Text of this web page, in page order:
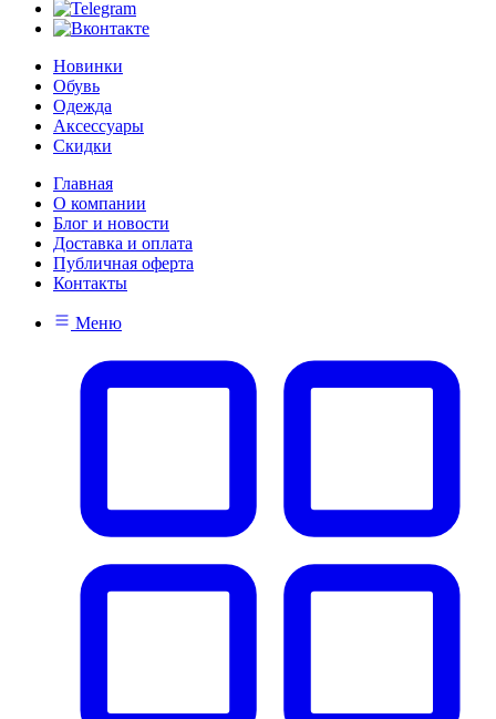
Новинки
Обувь
Одежда
Аксессуары
Скидки
Главная
О компании
Блог и новости
Доставка и оплата
Публичная оферта
Контакты
Меню